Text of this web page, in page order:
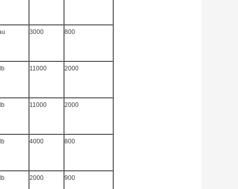
3000 800
11000 2000
11000 2000
4000 800
2000 900